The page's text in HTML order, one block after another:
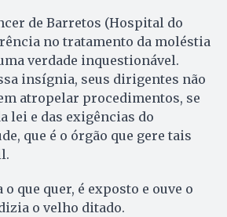
de Barretos (Hospital do
no tratamento da moléstia
verdade inquestionável.
insígnia, seus dirigentes não
atropelar procedimentos, se
lei e das exigências do
que é o órgão que gere tais
que quer, é exposto e ouve o
o velho ditado.